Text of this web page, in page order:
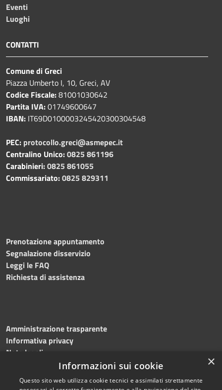
Eventi
Luoghi
CONTATTI
Comune di Greci
Piazza Umberto I, 10, Greci, AV
Codice Fiscale:81001030642
Partita IVA:01749600647
IBAN: IT69D0100003245420300304548
PEC: protocollo.greci@asmepec.it
Centralino Unico:0825 861196
Carabinieri:0825 861055
Commissariato:0825 829311
Prenotazione appuntamento
Segnalazione disservizio
Leggi le FAQ
Richiesta di assistenza
Amministrazione trasparente
Informativa privacy
Note legali
Dichiarazione di accessibilità
×
Informazioni sui cookie
Questo sito web utilizza cookie tecnici e assimilati strettamente